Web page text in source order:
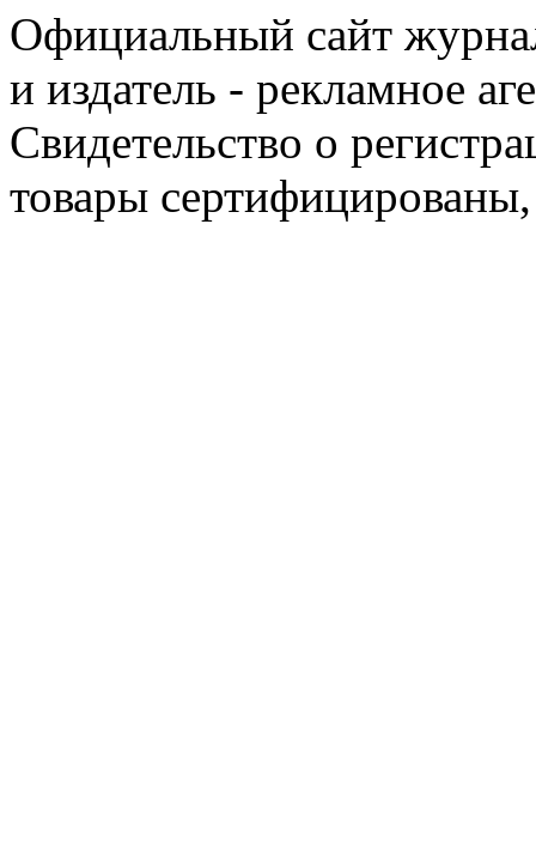
Официальный сайт
и издатель - рекламное
Свидетельство о
товары